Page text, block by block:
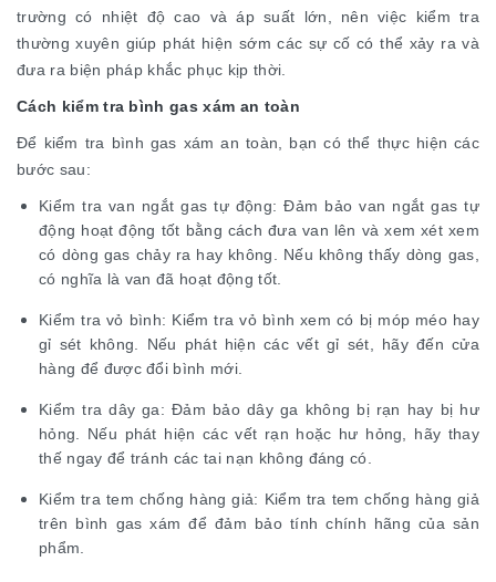
trường có nhiệt độ cao và áp suất lớn, nên việc kiểm tra
thường xuyên giúp phát hiện sớm các sự cố có thể xảy ra và
đưa ra biện pháp khắc phục kịp thời.
Cách kiểm tra bình gas xám an toàn
Để kiểm tra bình gas xám an toàn, bạn có thể thực hiện các
bước sau:
Kiểm tra van ngắt gas tự động: Đảm bảo van ngắt gas tự
động hoạt động tốt bằng cách đưa van lên và xem xét xem
có dòng gas chảy ra hay không. Nếu không thấy dòng gas,
có nghĩa là van đã hoạt động tốt.
Kiểm tra vỏ bình: Kiểm tra vỏ bình xem có bị móp méo hay
gỉ sét không. Nếu phát hiện các vết gỉ sét, hãy đến cửa
hàng để được đổi bình mới.
Kiểm tra dây ga: Đảm bảo dây ga không bị rạn hay bị hư
hỏng. Nếu phát hiện các vết rạn hoặc hư hỏng, hãy thay
thế ngay để tránh các tai nạn không đáng có.
Kiểm tra tem chống hàng giả: Kiểm tra tem chống hàng giả
trên bình gas xám để đảm bảo tính chính hãng của sản
phẩm.